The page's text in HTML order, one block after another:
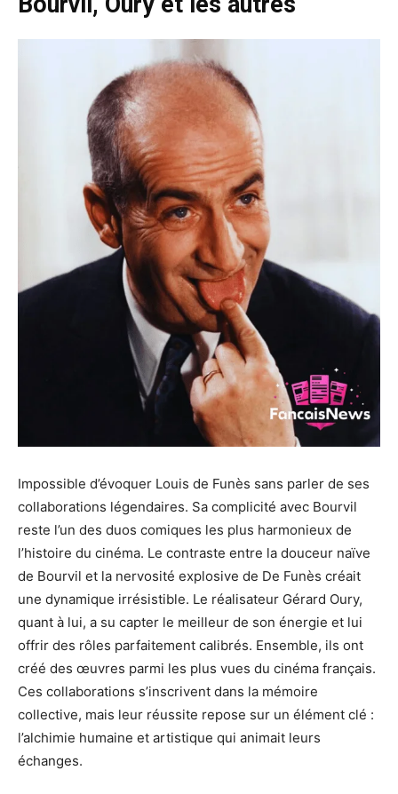
Impossible d’évoquer Louis de Funès sans parler de ses
collaborations légendaires. Sa complicité avec Bourvil
reste l’un des duos comiques les plus harmonieux de
l’histoire du cinéma. Le contraste entre la douceur naïve
de Bourvil et la nervosité explosive de De Funès créait
une dynamique irrésistible. Le réalisateur Gérard Oury,
quant à lui, a su capter le meilleur de son énergie et lui
offrir des rôles parfaitement calibrés. Ensemble, ils ont
créé des œuvres parmi les plus vues du cinéma français.
Ces collaborations s’inscrivent dans la mémoire
collective, mais leur réussite repose sur un élément clé :
l’alchimie humaine et artistique qui animait leurs
échanges.